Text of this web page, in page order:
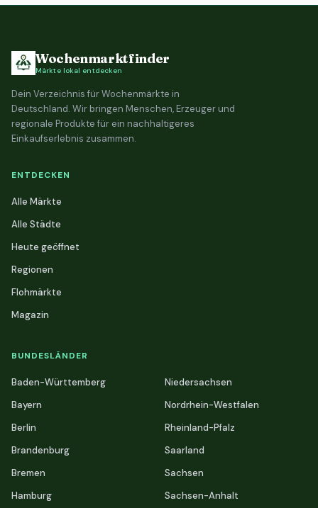
Wochenmarktfinder
Märkte lokal entdecken
Dein Verzeichnis für Wochenmärkte in
Deutschland. Wir bringen Menschen, Erzeuger und
regionale Produkte für ein nachhaltigeres
Einkaufserlebnis zusammen.
ENTDECKEN
Alle Märkte
Alle Städte
Heute geöffnet
Regionen
Flohmärkte
Magazin
BUNDESLÄNDER
Baden-Württemberg
Bayern
Berlin
Brandenburg
Bremen
Hamburg
Niedersachsen
Nordrhein-Westfalen
Rheinland-Pfalz
Saarland
Sachsen
Sachsen-Anhalt